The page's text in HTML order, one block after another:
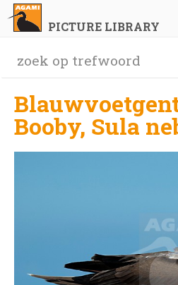
PICTURE LIBRARY
Booby, Sula